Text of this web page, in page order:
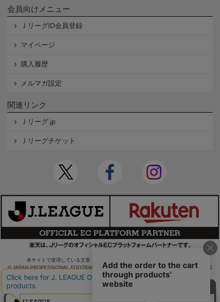
会員向けメニュー
ＪリーグID会員登録
マイページ
購入履歴
メルマガ設定
関連リンク
Ｊリーグ.jp
Ｊリーグチケット
本サイトで使用している文章・画像等の無断での複製・転載を禁止します。
© JAPAN PROFESSIONAL FOOTBALL LEAGUE Rakuten Group, Inc. ALL RIGHTS RE
SERVED.